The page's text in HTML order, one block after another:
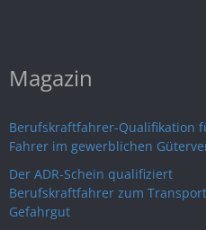
Magazin
Berufskraftfahrer-Qualifikation
Fahrer im gewerblichen
Der ADR-Schein qualifiziert
Berufskraftfahrer zum
Gefahrgut